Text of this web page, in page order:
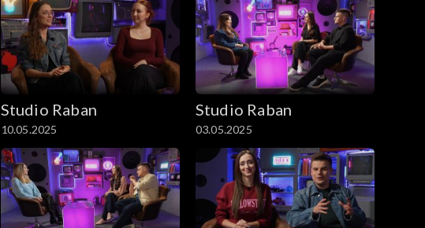
Studio Raban
10.05.2025
Studio Raban
03.05.2025